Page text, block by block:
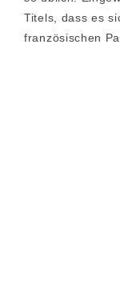
Titels, dass es
französischen